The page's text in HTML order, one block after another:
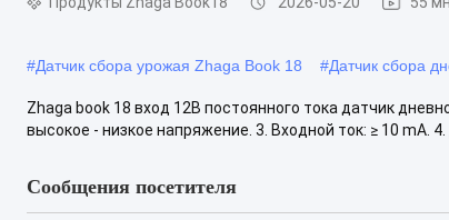
#Датчик сбора урожая Zhaga Book 18 #Датчик сбора
Zhaga book 18 вход 12В постоянного тока датчик
высокое - низкое напряжение. 3. Входной ток: ≥ 10 mA.
Сообщения посетителя